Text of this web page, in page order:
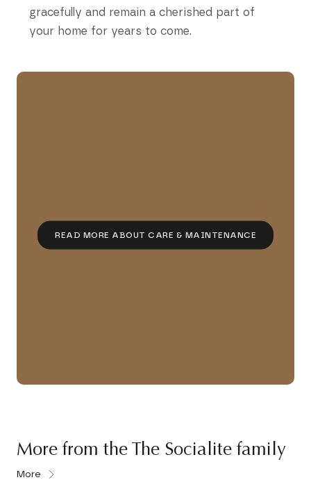
gracefully and remain a cherished part of
your home for years to come.
READ MORE ABOUT CARE & MAINTENANCE
More from the The Socialite family
More